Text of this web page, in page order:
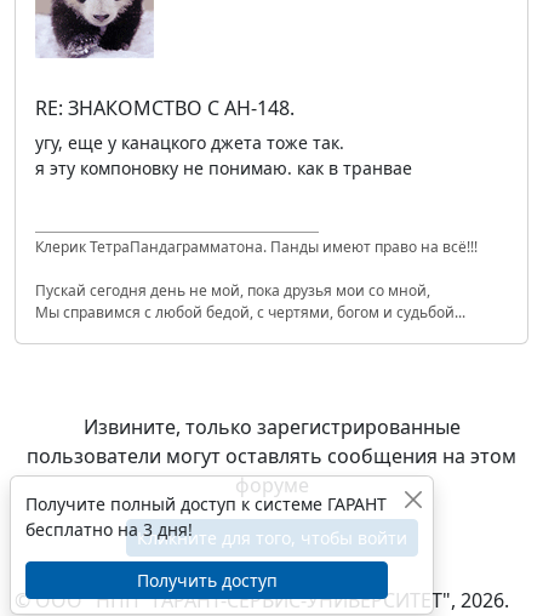
RE: ЗНАКОМСТВО С АН-148.
угу, еще у канацкого джета тоже так.
я эту компоновку не понимаю. как в транвае
Клерик ТетраПандаграмматона. Панды имеют право на всё!!!
Пускай сегодня день не мой, пока друзья мои со мной,
Мы справимся с любой бедой, с чертями, богом и судьбой...
Извините, только зарегистрированные
пользователи могут оставлять сообщения на этом
форуме
Кликните для того, чтобы войти
© ООО "НПП "ГАРАНТ-СЕРВИС-УНИВЕРСИТЕТ", 2026.
Получите полный доступ к системе ГАРАНТ
бесплатно на 3 дня!
Получить доступ